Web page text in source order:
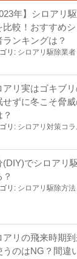
年】シロアリ
比較！おすすめ
ランキングは？
リ: シロアリ駆除業者
アリ実はゴキブリ
せずに冬こそ脅威
？
リ: シロアリ対策コラ
(DIY)でシロアリ
？
リ: シロアリ駆除方
アリの飛来時期
うのはNG？間違